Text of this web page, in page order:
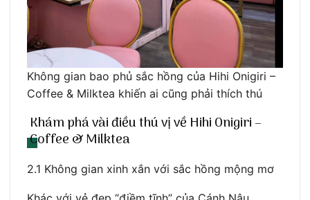
Không gian bao phủ sắc hồng của Hihi Onigiri –
Coffee & Milktea khiến ai cũng phải thích thú
Khám phá vài điều thú vị về Hihi Onigiri –
Coffee & Milktea
2.1 Không gian xinh xắn với sắc hồng mộng mơ